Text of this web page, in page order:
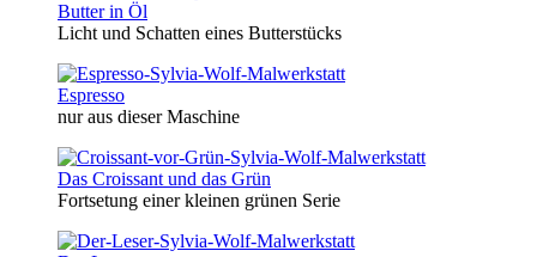
Butter in Öl
Licht und Schatten eines Butterstücks
Espresso
nur aus dieser Maschine
Das Croissant und das Grün
Fortsetung einer kleinen grünen Serie